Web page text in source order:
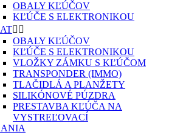
OBALY KĽÚČOV
KĽÚČE S ELEKTRONIKOU
 
OBALY KĽÚČOV
KĽÚČE S ELEKTRONIKOU
VLOŽKY ZÁMKU S KĽÚČOM
TRANSPONDER (IMMO)
TLAČIDLÁ A PLANŽETY
SILIKÓNOVÉ PÚZDRA
PRESTAVBA KĽÚČA NA
VYSTREĽOVACÍ